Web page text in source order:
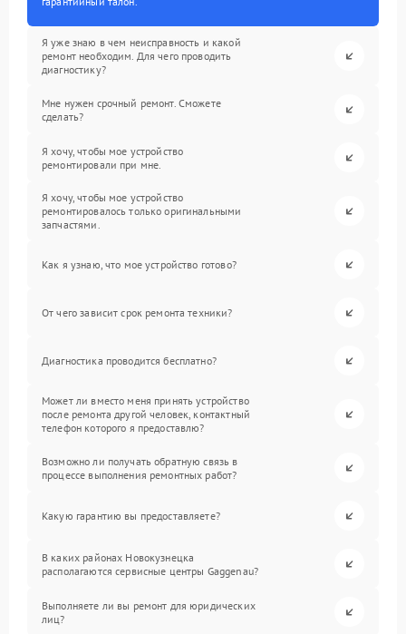
Я уже знаю в чем неисправность и какой
ремонт необходим. Для чего проводить
диагностику?
Мне нужен срочный ремонт. Сможете
сделать?
Я хочу, чтобы мое устройство
ремонтировали при мне.
Я хочу, чтобы мое устройство
ремонтировалось только оригинальными
запчастями.
Как я узнаю, что мое устройство готово?
От чего зависит срок ремонта техники?
Диагностика проводится бесплатно?
Может ли вместо меня принять устройство
после ремонта другой человек, контактный
телефон которого я предоставлю?
Возможно ли получать обратную связь в
процессе выполнения ремонтных работ?
Какую гарантию вы предоставляете?
В каких районах Новокузнецка
располагаются сервисные центры Gaggenau?
Выполняете ли вы ремонт для юридических
лиц?